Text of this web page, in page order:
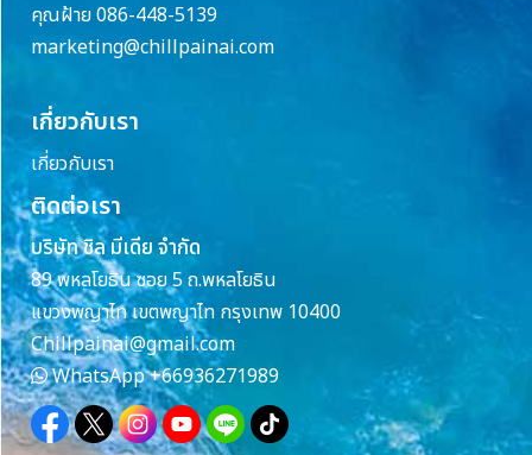
คุณฝ้าย 086-448-5139
marketing@chillpainai.com
เกี่ยวกับเรา
เกี่ยวกับเรา
ติดต่อเรา
บริษัท ชิล มีเดีย จำกัด
89 พหลโยธิน ซอย 5 ถ.พหลโยธิน
แขวงพญาไท เขตพญาไท กรุงเทพ 10400
Chillpainai@gmail.com
WhatsApp+66936271989